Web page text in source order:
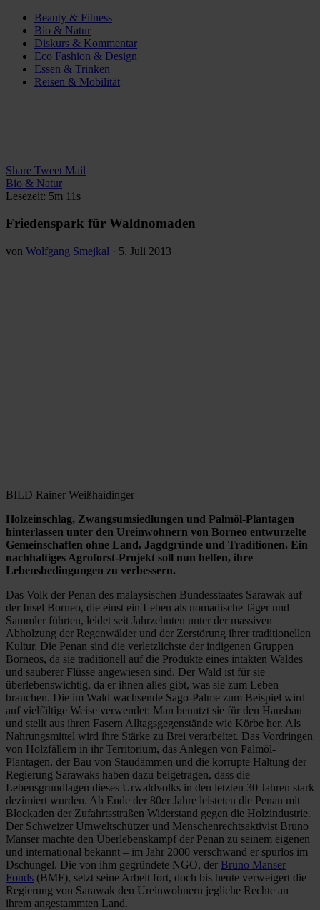
Beauty & Fitness
Bio & Natur
Diskurs & Kommentar
Eco Fashion & Design
Essen & Trinken
Reisen & Mobilität
Share Tweet Mail
Bio & Natur
Lesezeit: 5m 11s
Friedenspark für Waldnomaden
von Wolfgang Smejkal · 5. Juli 2013
BILD Rainer Weißhaidinger
Holzeinschlag, Zwangsumsiedlungen und Palmöl-Plantagen
hinterlassen unter den Ureinwohnern von Borneo entwurzelte
Gemeinschaften ohne Land, Jagdgründe und Traditionen. Ein
nachhaltiges Agroforst-Projekt soll nun helfen, ihre
Lebensbedingungen zu verbessern.
Das Volk der Penan des malaysischen Bundesstaates Sarawak auf
der Insel Borneo, die einst ein Leben als nomadische Jäger und
Sammler führten, leidet seit Jahrzehnten unter der massiven
Abholzung der Regenwälder und der Zerstörung ihrer traditionellen
Kultur. Die Penan sind die verletzlichste der indigenen Gruppen
Borneos, da sie traditionell auf die Produkte eines intakten Waldes
und sauberer Flüsse angewiesen sind. Der Wald ist für sie
überlebenswichtig, da er ihnen alles gibt, was sie zum Leben
brauchen. Die im Wald wachsende Sago-Palme zum Beispiel wird
auf vielfältige Weise verwendet: Man benutzt sie für den Hausbau
und stellt aus ihren Fasern Alltagsgegenstände wie Körbe her. Als
Nahrungsmittel wird ihre Stärke zu Brei verarbeitet. Das Vordringen
von Holzfällern in ihr Territorium, das Anlegen von Palmöl-
Plantagen, der Bau von Staudämmen und die korrupte Haltung der
Regierung Sarawaks haben dazu beigetragen, dass die
Lebensgrundlagen dieses Urwaldvolks in den letzten 30 Jahren stark
dezimiert wurden. Ab Ende der 80er Jahre leisteten die Penan mit
Blockaden der Zufahrtsstraßen Widerstand gegen die Holzindustrie.
Der Schweizer Umweltschützer und Menschenrechtsaktivist Bruno
Manser machte den Überlebenskampf der Penan zu seinem eigenen
und international bekannt – im Jahr 2000 verschwand er spurlos im
Dschungel. Die von ihm gegründete NGO, der Bruno Manser
Fonds (BMF), setzt seine Arbeit fort, doch bis heute verweigert die
Regierung von Sarawak den Ureinwohnern jegliche Rechte an
ihrem angestammten Land.